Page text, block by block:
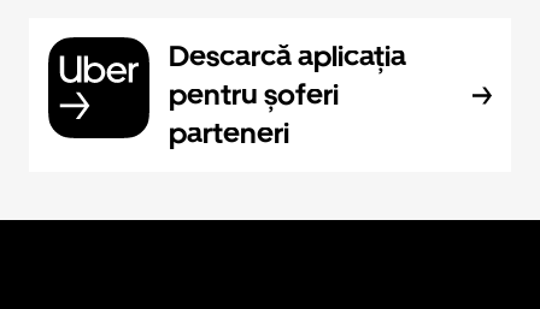
Descarcă aplicația
pentru șoferi
parteneri